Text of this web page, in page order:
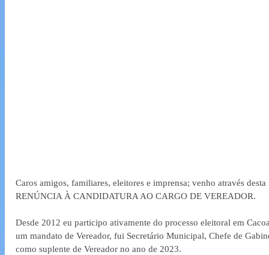
Caros amigos, familiares, eleitores e imprensa; venho através
RENÚNCIA À CANDIDATURA AO CARGO DE VEREADOR.
Desde 2012 eu participo ativamente do processo eleitoral em
um mandato de Vereador, fui Secretário Municipal, Chefe de
como suplente de Vereador no ano de 2023.